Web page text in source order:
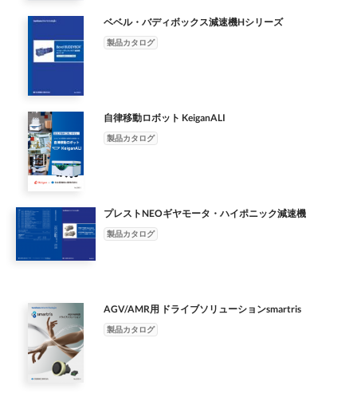
を行ってください。 4. 防爆形、海外仕様の詳細は、G 章をご
参照ください。 5. 上記の容量範囲を越えるモータも、他社
製など製作可能な場合がありますのでご照会ください。 モータ
ブレーキについて プレミアム効率モータのブレーキは、従来の
タ ブレーキ特性 インバータ用 プレミアム効率 インバータ用 動作
遅れ時間や標準ブレーキトルクなどの特性が異なり 三相モータ
AFモータ 三相モータ プレミアム効率 三相モータ ます。 ブレー
キ形式 FB-3D FB-5B FB-3E ブレーキトルク(N･m) 22 37 22 特に
既設品からの交換時にはブレーキによる停止位置が 普通制動回
動時の 0.3～0.4 - 0.75～0.95 - （同時切り回路） 動作遅れ インバ
ータ用 におけるブレーキ制動の制御信号タイミングの見直しが
時間 普通制動回路 0.15～0.2 0.2～0.25 0.4～0.5 (s) （別切り回
～～～～～～～～～～～～～～～～～～～～～～～～～
路やインバータ駆動 制動時の 0.3～0.4 - 0.75～0.95 - （同時切り
回路） 動作遅れ インバータ用 におけるブレーキ制動の制御信号
タイミングの見直しが 時間 普通制動回路 0.15～0.2 0.2～0.25 0.4
路 0.01～0.02 0.01～0.02 0.02～0.04 A9 ～～～～～～～～～～～
～～～～～～～～～～～～～～～～～～～～～～～～～～～～～
～～～～～
ください。 正式発表は確認できており 韓国へギヤモータを輸出
る必要があり ます。 詳細はご照会ください。 弊容 ブレーキ無
0.2～55kW 注)3 0.2～55kW 0.75～55kW 0.1～55kW 1～75HP 1
0.75～55kW ブレーキ無 容 弊 社量 IE2：0.75～30kW 0.12～
11kW 注)4 量 社 対範 範 対 応囲 ブレーキ付 0.2～45kW 注)3 0.2～
30kW 0.75～30kW 0.1～45kW 1～40HP 1～40HP IE3：0.75～
45kW 0.75～45kW 0.75～45kW 1～40HP 0.75～45kW IE2：0.75
～30kW ブレーキ付 囲 応 内 内 容 極数(P) 4 4 4 4 4 4 4 4 4 4 4 4 極
数(P) （ 容（ ギ 代表電源 230/400V、400V 220/380V、
230/460V、575V 200V、380V、440V 240/415V、415V
220/380V、380V 230/400V、400V 230/460V 220/380V、380V
代表電源 ギ ヤ 電圧周波数 50Hz 50Hz 60Hz 60Hz 60Hz 60Hz
IE1 IE3 IE3 （IE2） IE1 IE1 ク タ IE3 注)6 IE3 注)7 ラ 注）)1 ラ
注）)1 ス ブレーキ付 （IE3） （IE1） ブレーキ付 ス 注） 1. 弊社
対応内容はギヤモータの効率規制を対象としているため、モータ
単体の効率規制とは異なります。 注） 7. シンガポールではブレ
ーキ付は効率規制の対象外ですが、IE3クラスを標準仕様として
製作します（IE1クラスの製作もできます）。 2. 英国は欧州
ベル制度あり。 認証およびラベル制度あり。 効率規制対象外 ラ
ベル制度はなし。 なし。 ラベル制度はなし。 銘板に効率値と効
率クラスを 一体型ギヤモータは 一体型ギヤモータは 印字してい
者が申請を行 その他 JEMA（日本電機工業会）の報 う必要があ
ります（輸入者が その他 告では上記スケジュールとな 最終需要
者の場合は不要）。 っていますが、ロシア当局の 詳細はご照会
ください。 正式発表は確認できており 韓国へギヤモータを輸出
する ません。 場合は、韓国側の輸入者が効率 認証を取得してい
0.2～55kW 注)3 0.2～55kW 0.75～55kW 0.1～55kW 1～75HP 1
～75HP IE3：0.75～55kW 0.75～55kW 0.75～55kW 1～75HP
45kW 0.75～45kW 0.75～45kW 1～40HP 0.75～45kW IE2：0.75
～30kW ブレーキ付 囲 応 内 内 容 極数(P) 4 4 4 4 4 4 4 4 4 4 4 4 極
数(P) （ 容（ ギ 代表電源 230/400V、400V 220/380V、
380/400/415V 220/380V、440V 220/380V 230/460V
230/460V、575V 200V、380V、440V 240/415V、415V
ィスクカップリング テーパグリッドカップリング ● 基準伝達ト
ルク： ● 基準伝達トルク： ● 基準伝達トルク： 421N・m～
6460kN・m 35.3N・m～255.95kN・m 52.0N・m～932.1kN・m
A12
240 5 20 100 360 1440 11 25 67 151 501 1957 10658 5 7 10 12
15 20 5 10 20 40 60 100 6.3 14 35.5 90 224 450 減速比 減速比 減
速比 減速比 減速比 減速比 6W 15W 25W 40W 90W 0.1kW 0.2kW
0.4kW 2.2kW 3.7kW 5.5kW 11kW 30kW 55kW 132kW 150kW
ップリング ●高速歯車装置 ●産業機械用減速機 ●セイサGCカップ
リング ●DCカップリング ●SFカップリング ギヤカップリング デ
ィスクカップリング テーパグリッドカップリング ● 基準伝達ト
ルク： ● 基準伝達トルク： ● 基準伝達トルク： 421N・m～
6460kN・m 35.3N・m～255.95kN・m 52.0N・m～932.1kN・m
発電機・圧縮機 セメントミル シュガーミル 河川ポンプ 混練機
ベベル・バディボックス減速機Hシリーズ
製品カタログ
自律移動ロボット KeiganALI
製品カタログ
プレストNEOギヤモータ・ハイポニック減速機
製品カタログ
AGV/AMR用 ドライブソリューションsmartris
製品カタログ